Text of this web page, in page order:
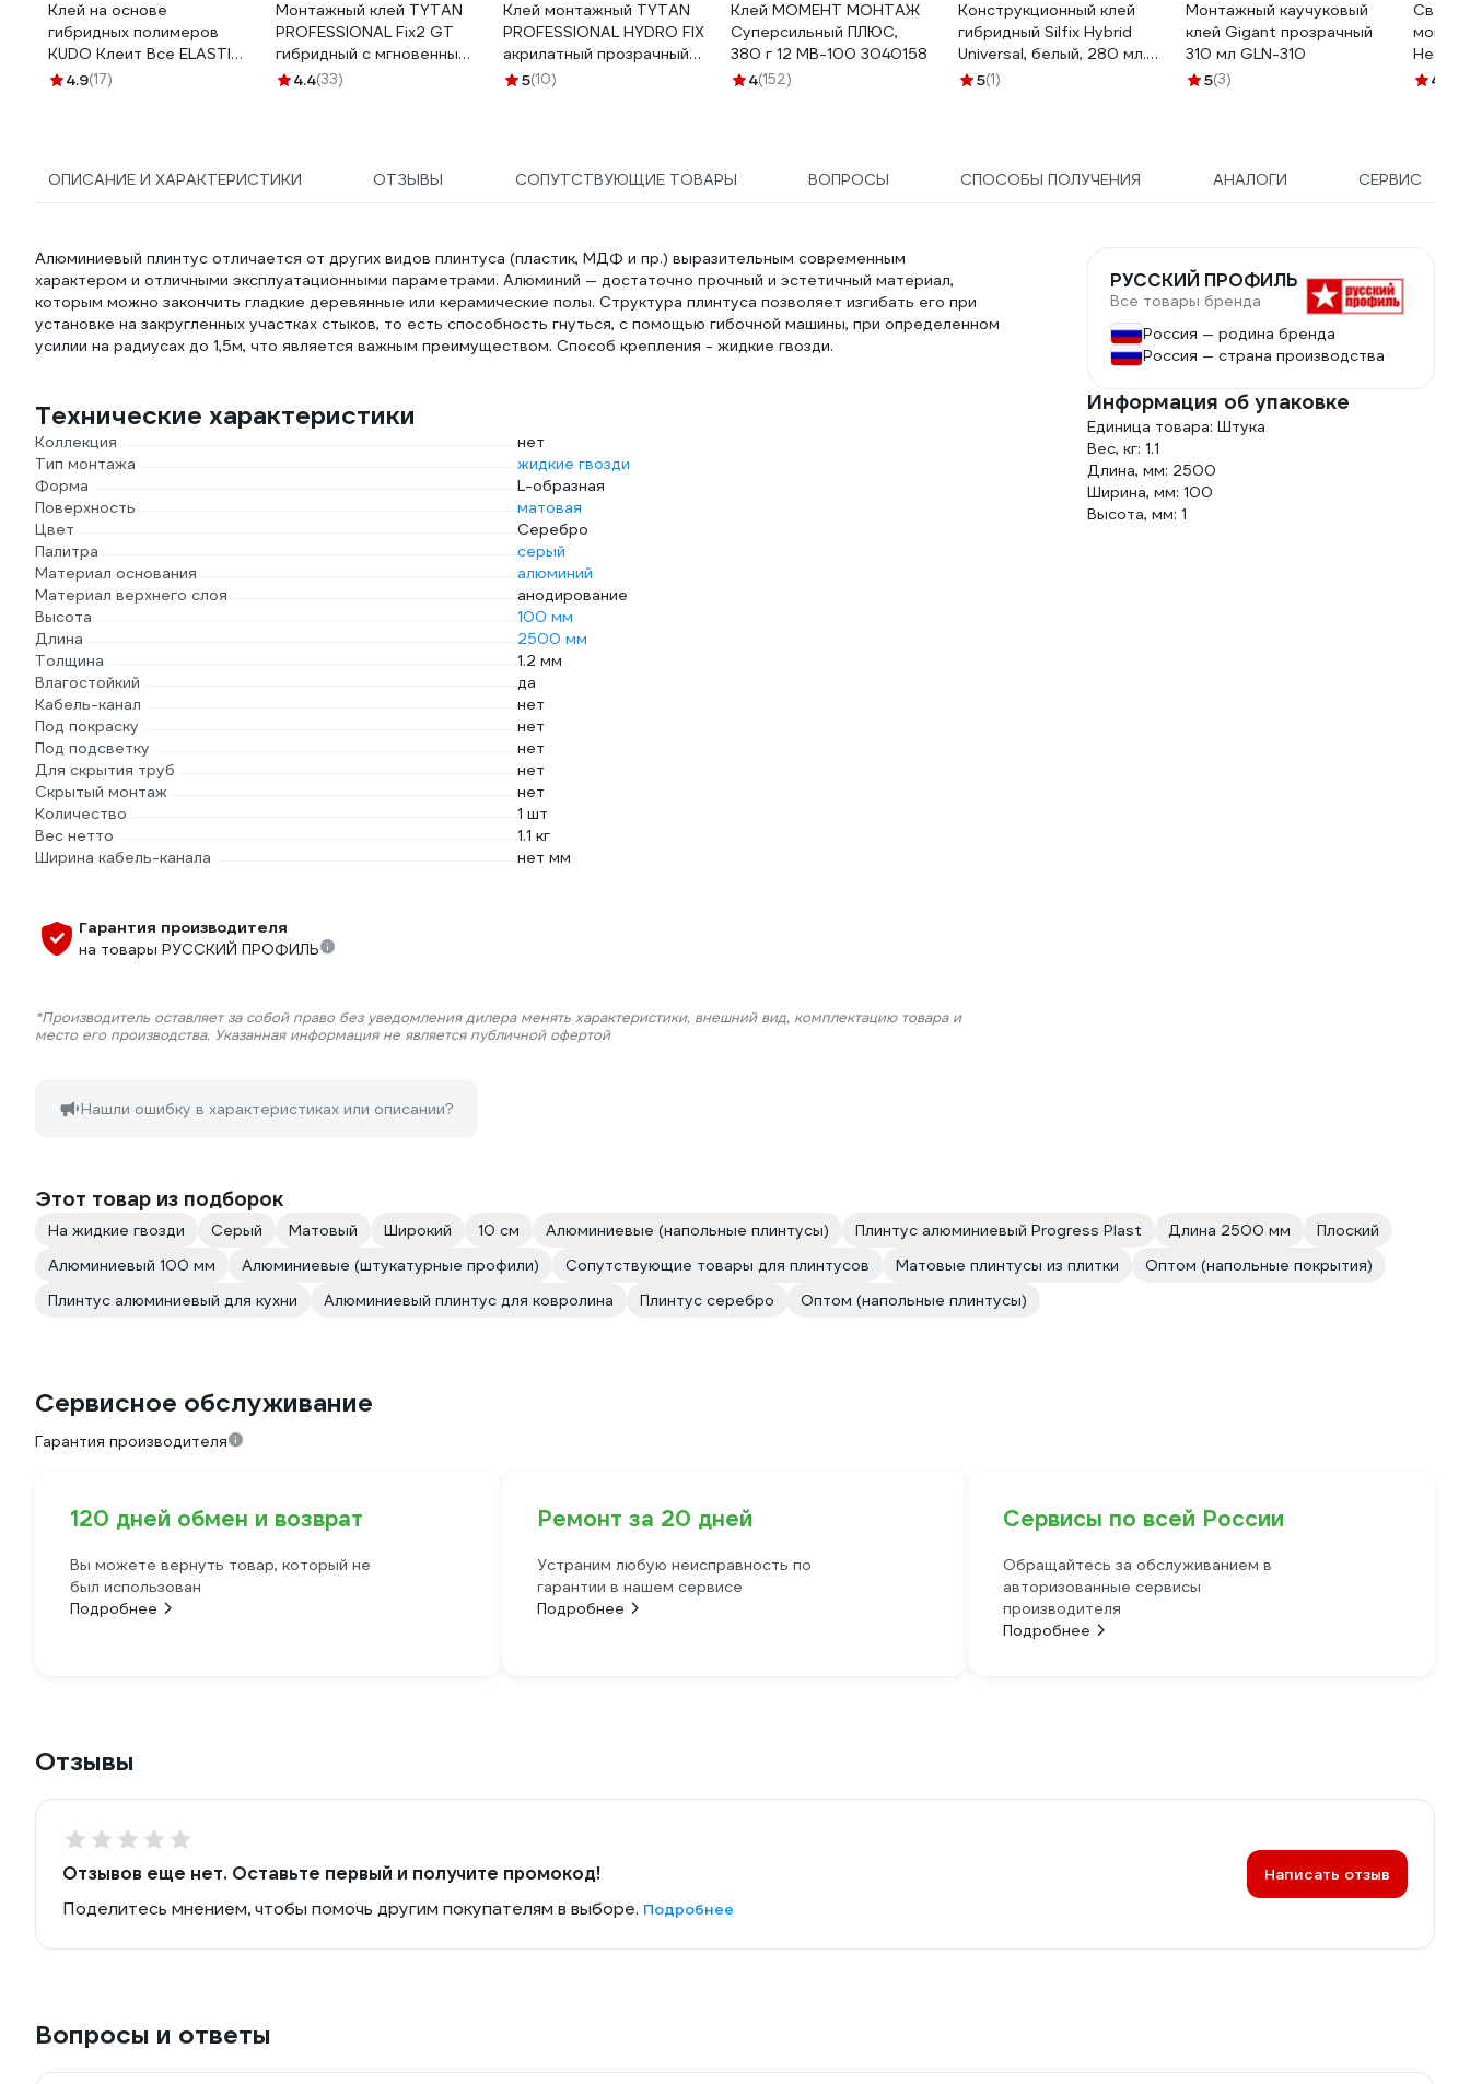
Клей на основе
гибридных полимеров
KUDO Клеит Все ELASTIС
белый, 280 мл KX-1W
4.9(17)
Монтажный клей TYTAN
PROFESSIONAL Fix2 GT
гибридный с мгновенным
начальным схватыванием,
4.4(33)
Клей монтажный TYTAN
PROFESSIONAL HYDRO FIX
акрилатный прозрачный
310 мл 274655
5(10)
Клей МОМЕНТ МОНТАЖ
Суперсильный ПЛЮС,
380 г 12 МB-100 3040158
4(152)
Конструкционный клей
гибридный Silfix Hybrid
Universal, белый, 280 мл.
SHUW280
5(1)
Монтажный каучуковый
клей Gigant прозрачный
310 мл GLN-310
5(3)
Heavy
4.6
ОПИСАНИЕ И ХАРАКТЕРИСТИКИ ОТЗЫВЫ СОПУТСТВУЮЩИЕ ТОВАРЫ ВОПРОСЫ СПОСОБЫ ПОЛУЧЕНИЯ АНАЛОГИ СЕРВИС
Алюминиевый плинтус отличается от других видов плинтуса (пластик, МДФ и пр.) выразительным современным
характером и отличными эксплуатационными параметрами. Алюминий — достаточно прочный и эстетичный материал,
которым можно закончить гладкие деревянные или керамические полы. Структура плинтуса позволяет изгибать его при
установке на закругленных участках стыков, то есть способность гнуться, с помощью гибочной машины, при определенном
усилии на радиусах до 1,5м, что является важным преимуществом. Способ крепления - жидкие гвозди.
Технические характеристики
Коллекция
нет
Тип монтажа
жидкие гвозди
Форма
L-образная
Поверхность
матовая
Цвет
Серебро
Палитра
серый
Материал основания
алюминий
Материал верхнего слоя
анодирование
Высота
100 мм
Длина
2500 мм
Толщина
1.2 мм
Влагостойкий
да
Кабель-канал
нет
Под покраску
нет
Под подсветку
нет
Для скрытия труб
нет
Скрытый монтаж
нет
Количество
1 шт
Вес нетто
1.1 кг
Ширина кабель-канала
нет мм
Гарантия производителя
на товары РУССКИЙ ПРОФИЛЬ
*Производитель оставляет за собой право без уведомления дилера менять характеристики, внешний вид, комплектацию товара и
место его производства. Указанная информация не является публичной офертой
Нашли ошибку в характеристиках или описании?
РУССКИЙ ПРОФИЛЬ
Все товары бренда
Россия — родина бренда
Россия — страна производства
Информация об упаковке
Единица товара: Штука
Вес, кг: 1.1
Длина, мм: 2500
Ширина, мм: 100
Высота, мм: 1
Этот товар из подборок
На жидкие гвозди Серый Матовый Широкий 10 см Алюминиевые (напольные плинтусы) Плинтус алюминиевый Progress Plast Длина 2500 мм
Плоский
Алюминиевый 100 мм
Алюминиевые (штукатурные профили) Сопутствующие товары для плинтусов Матовые плинтусы из плитки
Оптом (напольные покрытия)
Плинтус алюминиевый для кухни
Алюминиевый плинтус для ковролина Плинтус серебро Оптом (напольные плинтусы)
Сервисное обслуживание
Гарантия производителя
120 дней обмен и возврат
Вы можете вернуть товар, который не
был использован
Подробнее
Ремонт за 20 дней
Устраним любую неисправность по
гарантии в нашем сервисе
Подробнее
Сервисы по всей России
Обращайтесь за обслуживанием в
авторизованные сервисы
производителя
Подробнее
Отзывы
Отзывов еще нет. Оставьте первый и получите промокод!
Поделитесь мнением, чтобы помочь другим покупателям в выборе. Подробнее
Написать отзыв
Вопросы и ответы